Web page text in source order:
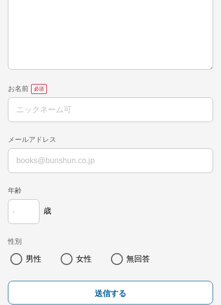
お名前
メールアドレス
年齢
歳
性別
男性 女性 無回答
送信する